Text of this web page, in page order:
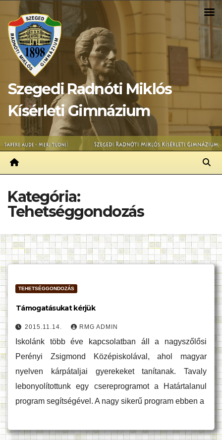
content
Szegedi Radnóti Miklós
Kísérleti Gimnázium
Kategória:
Tehetséggondozás
TEHETSÉGGONDOZÁS
Támogatásukat kérjük
2015.11.14. RMG ADMIN
Iskolánk több éve kapcsolatban áll a nagyszőlősi
Perényi Zsigmond Középiskolával, ahol magyar
nyelven kárpátaljai gyerekeket tanítanak. Tavaly
lebonyolítottunk egy csereprogramot a Határtalanul
program segítségével. A nagy sikerű program ebben a